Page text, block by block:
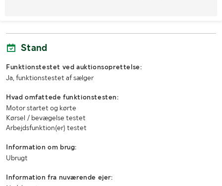
Bredde (mm)
Højde (mm)
Stand
Funktionstestet ved auktionsoprettelse:
Ja, funktionstestet af sælger
Hvad omfattede funktionstesten:
Motor startet og kørte
Kørsel / bevægelse testet
Arbejdsfunktion(er) testet
Information om brug:
Ubrugt
Information fra nuværende ejer: